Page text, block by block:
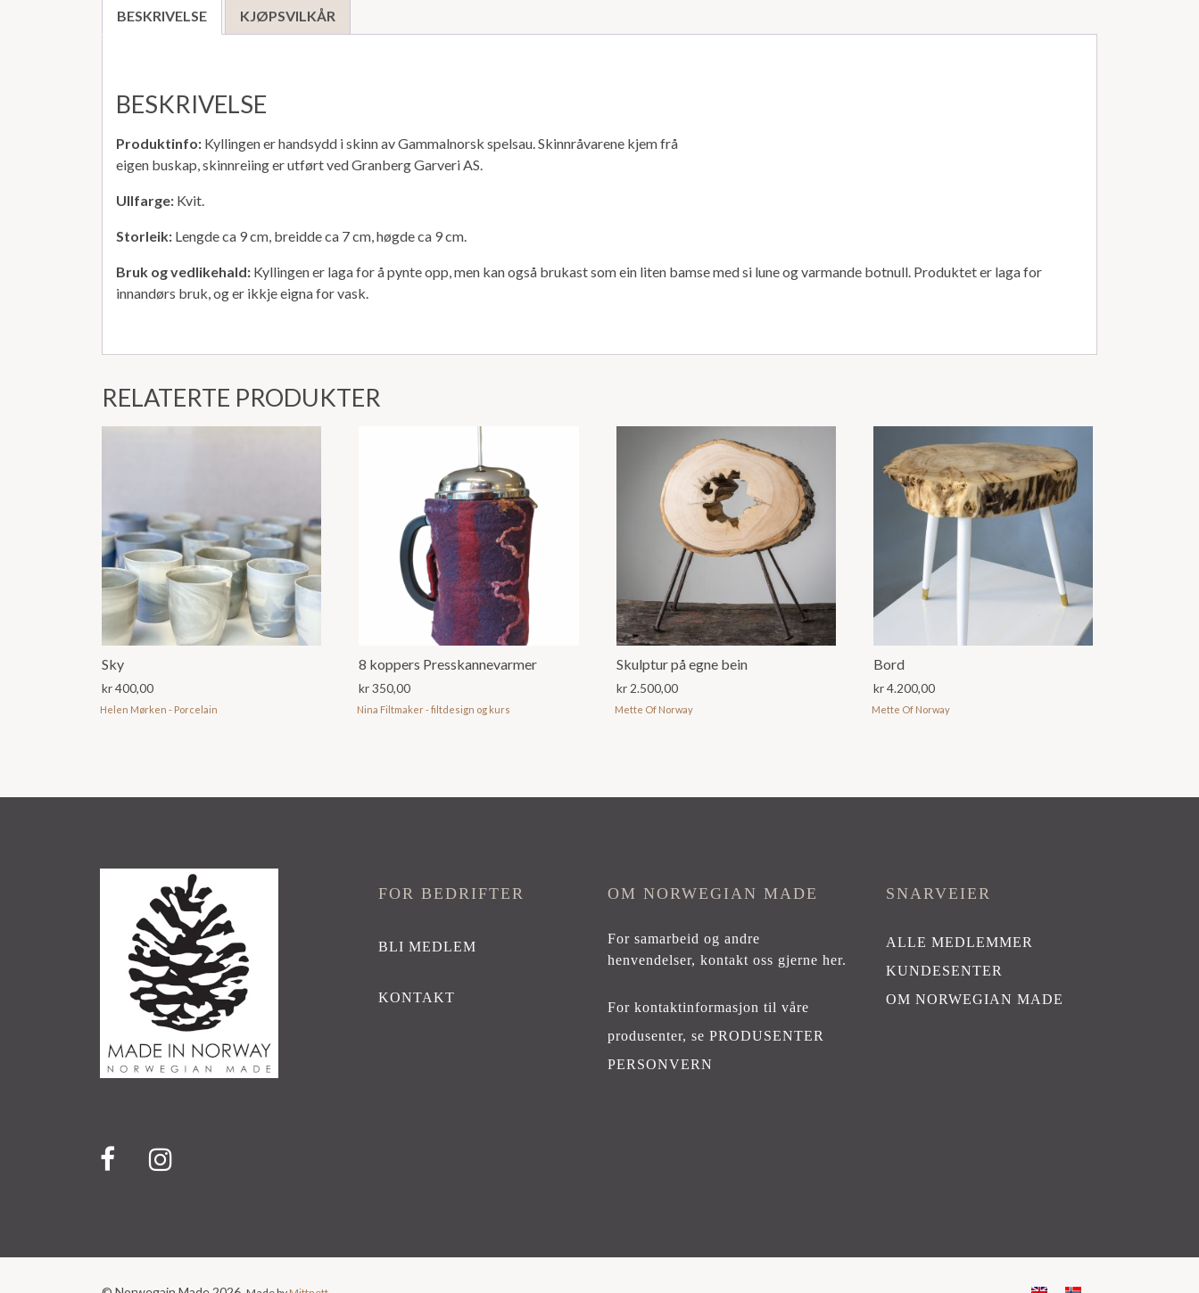
BESKRIVELSE KJØPSVILKÅR
BESKRIVELSE
Produktinfo: Kyllingen er handsydd i skinn av Gammalnorsk spelsau. Skinnråvarene kjem frå
eigen buskap, skinnreiing er utført ved Granberg Garveri AS.
Ullfarge: Kvit.
Storleik: Lengde ca 9 cm, breidde ca 7 cm, høgde ca 9 cm.
Bruk og vedlikehald: Kyllingen er laga for å pynte opp, men kan også brukast som ein liten bamse med si lune og varmande botnull. Produktet er laga for
innandørs bruk, og er ikkje eigna for vask.
RELATERTE PRODUKTER
Sky
kr400,00
Helen Mørken - Porcelain
8 koppers Presskannevarmer
kr350,00
Nina Filtmaker - filtdesign og kurs
Skulptur på egne bein
kr2.500,00
Mette Of Norway
Bord
kr4.200,00
Mette Of Norway
FOR BEDRIFTER
BLI MEDLEM
KONTAKT
OM NORWEGIAN MADE
For samarbeid og andre
henvendelser,kontakt oss gjerne her.
For kontaktinformasjon til våre
produsenter, sePRODUSENTER
PERSONVERN
SNARVEIER
ALLE MEDLEMMER
KUNDESENTER
OM NORWEGIAN MADE